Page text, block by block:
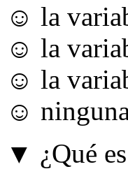
☺ la
☺ la
☺ la
☺
▼ ¿Qué